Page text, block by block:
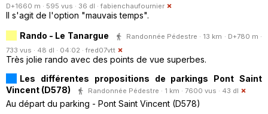
D+1660 m · 595 vus · 36 dl · fabienchaufournier
Il s'agit de l'option "mauvais temps".
Rando - Le Tanargue
Randonnée Pédestre · 13 km · D+780 m ·
733 vus · 48 dl · 04:02 · fred07vtt
Très jolie rando avec des points de vue superbes.
Les différentes propositions de parkings Pont Saint
Vincent (D578)
Randonnée Pédestre · 1 km · 7600 vus · 43 dl
Au départ du parking - Pont Saint Vincent (D578)